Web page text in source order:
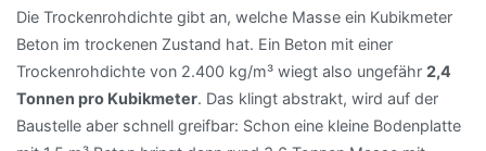
Die Trockenrohdichte gibt an, welche Masse ein Kubikmeter
Beton im trockenen Zustand hat. Ein Beton mit einer
Trockenrohdichte von 2.400 kg/m³ wiegt also ungefähr 2,4
Tonnen pro Kubikmeter. Das klingt abstrakt, wird auf der
Baustelle aber schnell greifbar: Schon eine kleine Bodenplatte